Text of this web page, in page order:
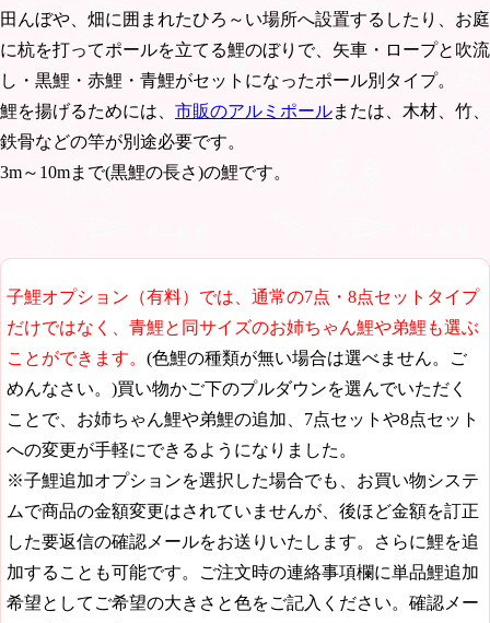
田んぼや、畑に囲まれたひろ～い場所へ設置するしたり、お庭
に杭を打ってポールを立てる鯉のぼりで、矢車・ロープと吹流
し・黒鯉・赤鯉・青鯉がセットになったポール別タイプ。
鯉を揚げるためには、 市販のアルミポールまたは、木材、竹、
鉄骨などの竿が別途必要です。
3m～10mまで(黒鯉の長さ)の鯉です。
子鯉オプション（有料）では、通常の7点・8点セットタイプ
だけではなく、青鯉と同サイズのお姉ちゃん鯉や弟鯉も選ぶ
ことができます。 (色鯉の種類が無い場合は選べません。ご
めんなさい。)買い物かご下のプルダウンを選んでいただく
ことで、お姉ちゃん鯉や弟鯉の追加、7点セットや8点セット
への変更が手軽にできるようになりました。
※子鯉追加オプションを選択した場合でも、お買い物システ
ムで商品の金額変更はされていませんが、後ほど金額を訂正
した要返信の確認メールをお送りいたします。さらに鯉を追
加することも可能です。ご注文時の連絡事項欄に単品鯉追加
希望としてご希望の大きさと色をご記入ください。確認メー